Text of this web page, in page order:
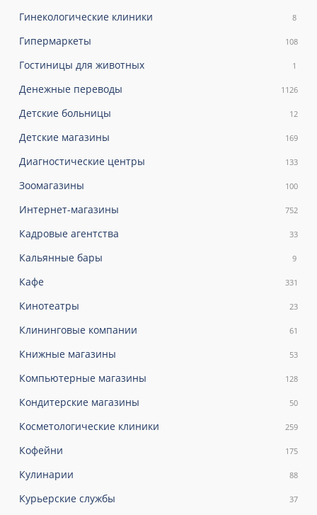
Гинекологические клиники 8
Гипермаркеты 108
Гостиницы для животных 1
Денежные переводы 1126
Детские больницы 12
Детские магазины 169
Диагностические центры 133
Зоомагазины 100
Интернет-магазины 752
Кадровые агентства 33
Кальянные бары 9
Кафе 331
Кинотеатры 23
Клининговые компании 61
Книжные магазины 53
Компьютерные магазины 128
Кондитерские магазины 50
Косметологические клиники 259
Кофейни 175
Кулинарии 88
Курьерские службы 37